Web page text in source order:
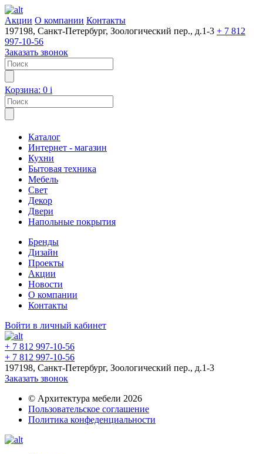
Акции О компании Контакты
197198, Санкт-Петербург, Зоологический пер., д.1-3 + 7 812
997-10-56
Заказать звонок
Корзина: 0 i
Каталог
Интернет - магазин
Кухни
Бытовая техника
Мебель
Свет
Декор
Двери
Напольные покрытия
Бренды
Дизайн
Проекты
Акции
Новости
О компании
Контакты
Войти в личный кабинет
+ 7 812 997-10-56
+ 7 812 997-10-56
197198, Санкт-Петербург, Зоологический пер., д.1-3
Заказать звонок
© Архитектура мебели 2026
Пользовательское соглашение
Политика конфеденциальности